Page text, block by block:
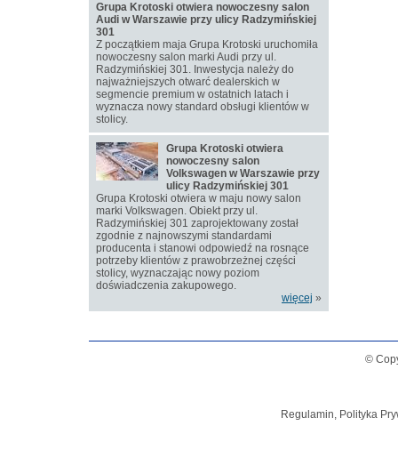
Grupa Krotoski otwiera nowoczesny salon
Audi w Warszawie przy ulicy Radzymińskiej
301
Z początkiem maja Grupa Krotoski uruchomiła
nowoczesny salon marki Audi przy ul.
Radzymińskiej 301. Inwestycja należy do
najważniejszych otwarć dealerskich w
segmencie premium w ostatnich latach i
wyznacza nowy standard obsługi klientów w
stolicy.
Grupa Krotoski otwiera
nowoczesny salon
Volkswagen w Warszawie przy
ulicy Radzymińskiej 301
Grupa Krotoski otwiera w maju nowy salon
marki Volkswagen. Obiekt przy ul.
Radzymińskiej 301 zaprojektowany został
zgodnie z najnowszymi standardami
producenta i stanowi odpowiedź na rosnące
potrzeby klientów z prawobrzeżnej części
stolicy, wyznaczając nowy poziom
doświadczenia zakupowego.
więcej »
©
Regulamin, Polityka